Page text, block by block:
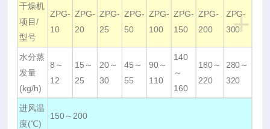
+
干燥机
项目/
型号
ZPG-
10
ZPG-
20
ZPG-
25
ZPG-
50
ZPG-
100
ZPG-
150
ZPG-
200
ZPG-
300
水分蒸
发量
(kg/h)
8～
12
15～
25
20～
30
45～
55
90～
110
140
～
160
180～
220
280～
320
进风温
度(℃)
150～200